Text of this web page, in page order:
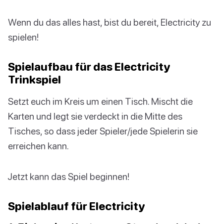
Wenn du das alles hast, bist du bereit, Electricity zu
spielen!
Spielaufbau für das Electricity
Trinkspiel
Setzt euch im Kreis um einen Tisch. Mischt die
Karten und legt sie verdeckt in die Mitte des
Tisches, so dass jeder Spieler/jede Spielerin sie
erreichen kann.
Jetzt kann das Spiel beginnen!
Spielablauf für Electricity